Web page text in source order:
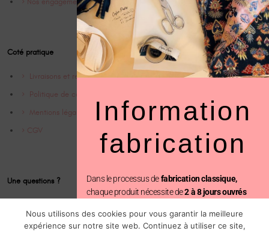
Nos engagements
Coté pratique
Livraisons et retrours
Politique de confidentialité
Mentions légales
CGV
Une questions ?
Instagram @Cofinparis
Nous utilisons des cookies pour vous garantir la meilleure
expérience sur notre site web. Continuez à utiliser ce site,
Information
fabrication
Dans le processus defabrication classique,
chaque produit nécessite de2 à 8 jours ouvrés
En revanche, avec lafabrication prioritaire, votre